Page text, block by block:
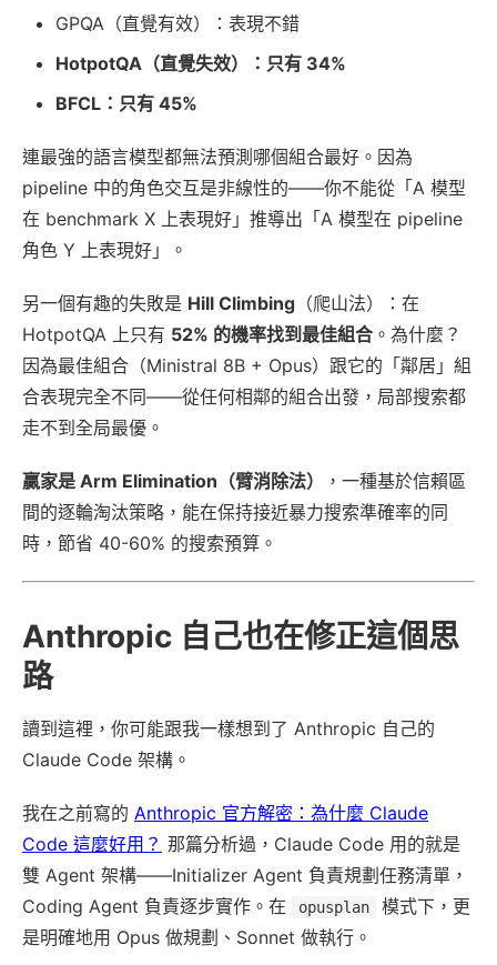
GPQA（直覺有效）：表現不錯
HotpotQA（直覺失效）：只有 34%
BFCL：只有 45%
連最強的語言模型都無法預測哪個組合最好。因為
pipeline 中的角色交互是非線性的——你不能從「A 模型
在 benchmark X 上表現好」推導出「A 模型在 pipeline
角色 Y 上表現好」。
另一個有趣的失敗是 Hill Climbing （爬山法）：在
HotpotQA 上只有 52% 的機率找到最佳組合 。為什麼？
因為最佳組合（Ministral 8B + Opus）跟它的「鄰居」組
合表現完全不同——從任何相鄰的組合出發，局部搜索都
走不到全局最優。
贏家是 Arm Elimination（臂消除法）
，一種基於信賴區
間的逐輪淘汰策略，能在保持接近暴力搜索準確率的同
時，節省 40-60% 的搜索預算。
Anthropic 自己也在修正這個思
路
讀到這裡，你可能跟我一樣想到了 Anthropic 自己的
Claude Code 架構。
我在之前寫的 Anthropic 官方解密：為什麼 Claude
Code 這麼好用？ 那篇分析過，Claude Code 用的就是
雙 Agent 架構——Initializer Agent 負責規劃任務清單，
Coding Agent 負責逐步實作。在
opusplan
模式下，更
是明確地用 Opus 做規劃、Sonnet 做執行。